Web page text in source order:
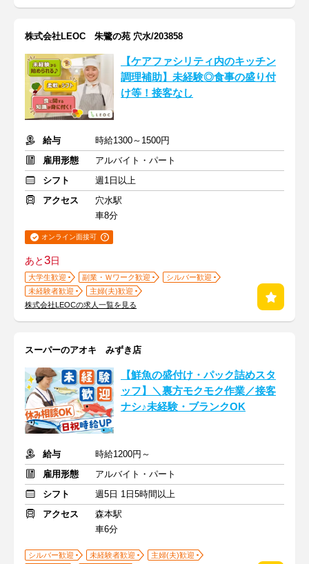
株式会社LEOC 朱鷺の苑 穴水/203858
【ケアファシリティ内のキッチン
調理補助】未経験◎食事の盛り付
け等！接客なし
給与
時給1300～1500円
雇用形態
アルバイト・パート
シフト
週1日以上
アクセス
穴水駅
車8分
オンライン面接可
あと3日
大学生歓迎 副業・Ｗワーク歓迎
シルバー歓迎
未経験者歓迎
主婦(夫)歓迎
株式会社LEOCの求人一覧を見る
スーパーのアオキ みずき店
【鮮魚の盛付け・パック詰めスタ
ッフ】＼裏方モクモク作業／接客
ナシ♪未経験・ブランクOK
給与
時給1200円～
雇用形態
アルバイト・パート
シフト
週5日 1日5時間以上
アクセス
森本駅
車6分
シルバー歓迎 未経験者歓迎
主婦(夫)歓迎